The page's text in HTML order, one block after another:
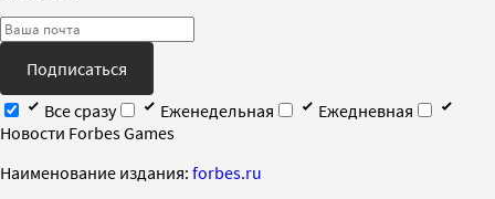
Подписаться
Все сразу
Еженедельная
Ежедневная
Новости Forbes Games
Наименование издания: forbes.ru